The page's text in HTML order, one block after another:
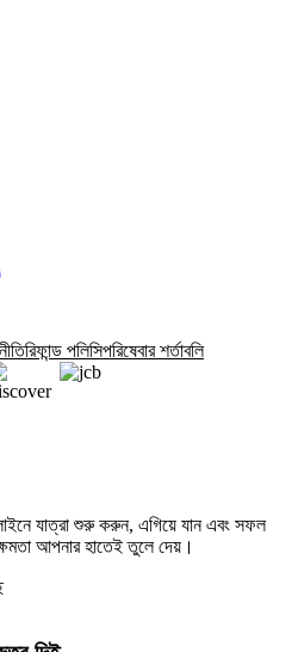
রিফান্ড পলিসিপরিষেবার শর্তাবলি
যাত্রা শুরু করুন, এগিয়ে যান এবং সফল
আপনার হাতেই তুলে দেয়।